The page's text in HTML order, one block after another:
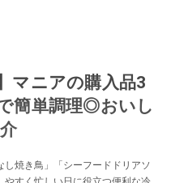
マニアの購入品3
簡単調理◎おいし
焼き鳥」「シーフードドリアソ